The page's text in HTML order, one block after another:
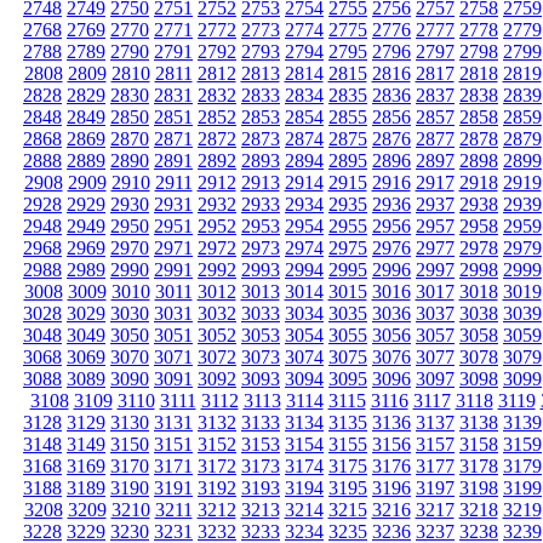
2748 2749 2750 2751 2752 2753 2754 2755 2756 2757 2758 2759
2768 2769 2770 2771 2772 2773 2774 2775 2776 2777 2778 2779
2788 2789 2790 2791 2792 2793 2794 2795 2796 2797 2798 2799
2808 2809 2810 2811 2812 2813 2814 2815 2816 2817 2818 2819
2828 2829 2830 2831 2832 2833 2834 2835 2836 2837 2838 2839
2848 2849 2850 2851 2852 2853 2854 2855 2856 2857 2858 2859
2868 2869 2870 2871 2872 2873 2874 2875 2876 2877 2878 2879
2888 2889 2890 2891 2892 2893 2894 2895 2896 2897 2898 2899
2908 2909 2910 2911 2912 2913 2914 2915 2916 2917 2918 2919
2928 2929 2930 2931 2932 2933 2934 2935 2936 2937 2938 2939
2948 2949 2950 2951 2952 2953 2954 2955 2956 2957 2958 2959
2968 2969 2970 2971 2972 2973 2974 2975 2976 2977 2978 2979
2988 2989 2990 2991 2992 2993 2994 2995 2996 2997 2998 2999
3008 3009 3010 3011 3012 3013 3014 3015 3016 3017 3018 3019
3028 3029 3030 3031 3032 3033 3034 3035 3036 3037 3038 3039
3048 3049 3050 3051 3052 3053 3054 3055 3056 3057 3058 3059
3068 3069 3070 3071 3072 3073 3074 3075 3076 3077 3078 3079
3088 3089 3090 3091 3092 3093 3094 3095 3096 3097 3098 3099
3108 3109 3110 3111 3112 3113 3114 3115 3116 3117 3118 3119
3128 3129 3130 3131 3132 3133 3134 3135 3136 3137 3138 3139
3148 3149 3150 3151 3152 3153 3154 3155 3156 3157 3158 3159
3168 3169 3170 3171 3172 3173 3174 3175 3176 3177 3178 3179
3188 3189 3190 3191 3192 3193 3194 3195 3196 3197 3198 3199
3208 3209 3210 3211 3212 3213 3214 3215 3216 3217 3218 3219
3228 3229 3230 3231 3232 3233 3234 3235 3236 3237 3238 3239